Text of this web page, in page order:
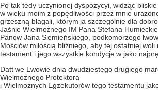
Po tak tedy uczynionej dyspozycyi, widząc
w wieku moim z popędliwości przez mnie
grzeszną błagali, którym ja szczególnie dla
Jaśnie Wielmożnego IM Pana Stefana
Panow Jana Siemieńskiego, podkomorzego
Mościów miłością bliźniego, aby tej ostatniej
testament i jego wszystkie kondycje w jako
Datt we Lwowie dnia dwudziestego drugiego
Wielmożnego Protektora
i Wielmożnych Egzekutorów tego testamentu